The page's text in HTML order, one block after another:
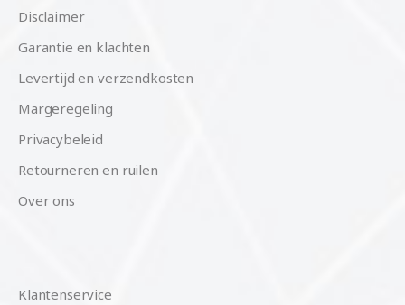
Disclaimer
Garantie en klachten
Levertijd en verzendkosten
Margeregeling
Privacybeleid
Retourneren en ruilen
Over ons
Klantenservice